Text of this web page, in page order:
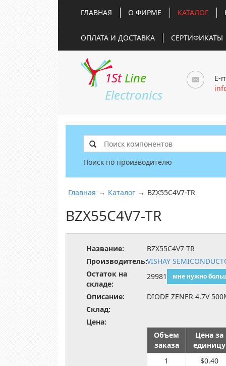
ГЛАВНАЯ О ФИРМЕ КАТАЛОГ
ОПЛАТА И ДОСТАВКА СЕРТИФИКАТЫ
1St Line
Electronics
E-
Поиск по производителю
Главная → Каталог → BZX55C4V7-TR
BZX55C4V7-TR
Название:
BZX55C4V7-TR
Производитель:VISHAY
Остаток на
складе:
29981 мне нужно
Описание:
DIODE ZENER 4.7V
Склад:
Цена:
Объем
заказа
Цена за
единицу
1
$0.40